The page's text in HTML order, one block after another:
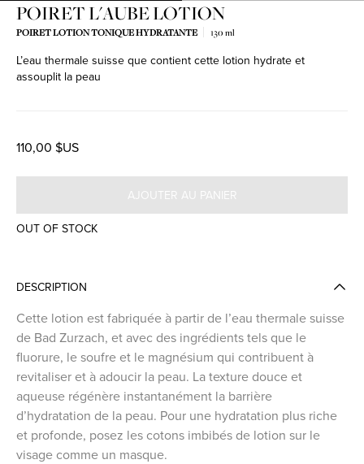
POIRET L'AUBE LOTION
POIRET LOTION TONIQUE HYDRATANTE 130 ml
L’eau thermale suisse que contient cette lotion hydrate et
assouplit la peau
110,00 $US
AJOUTER AU PANIER
OUT OF STOCK
DESCRIPTION
Cette lotion est fabriquée à partir de l’eau thermale suisse
de Bad Zurzach, et avec des ingrédients tels que le
fluorure, le soufre et le magnésium qui contribuent à
revitaliser et à adoucir la peau. La texture douce et
aqueuse régénère instantanément la barrière
d’hydratation de la peau. Pour une hydratation plus riche
et profonde, posez les cotons imbibés de lotion sur le
visage comme un masque.